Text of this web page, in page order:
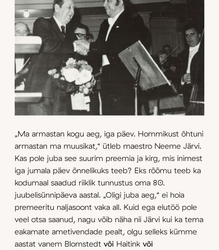
„Ma armastan kogu aeg, iga päev. Hommikust õhtuni
armastan ma muusikat,“ ütleb maestro Neeme Järvi.
Kas pole juba see suurim preemia ja kirg, mis inimest
iga jumala päev õnnelikuks teeb? Eks rõõmu teeb ka
kodumaal saadud riiklik tunnustus oma 80.
juubelisünnipäeva aastal. „Oligi juba aeg,“ ei hoia
premeeritu naljasoont vaka all. Kuid ega elutöö pole
veel otsa saanud, nagu võib näha nii Järvi kui ka tema
eakamate ametivendade pealt, olgu selleks kümme
aastat vanem Blomstedt või Haitink või